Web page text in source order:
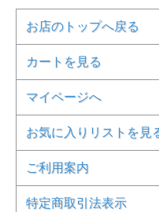
お店のトップへ戻る
カートを見る
マイページへ
お気に入りリストを見
ご利用案内
特定商取引法表示